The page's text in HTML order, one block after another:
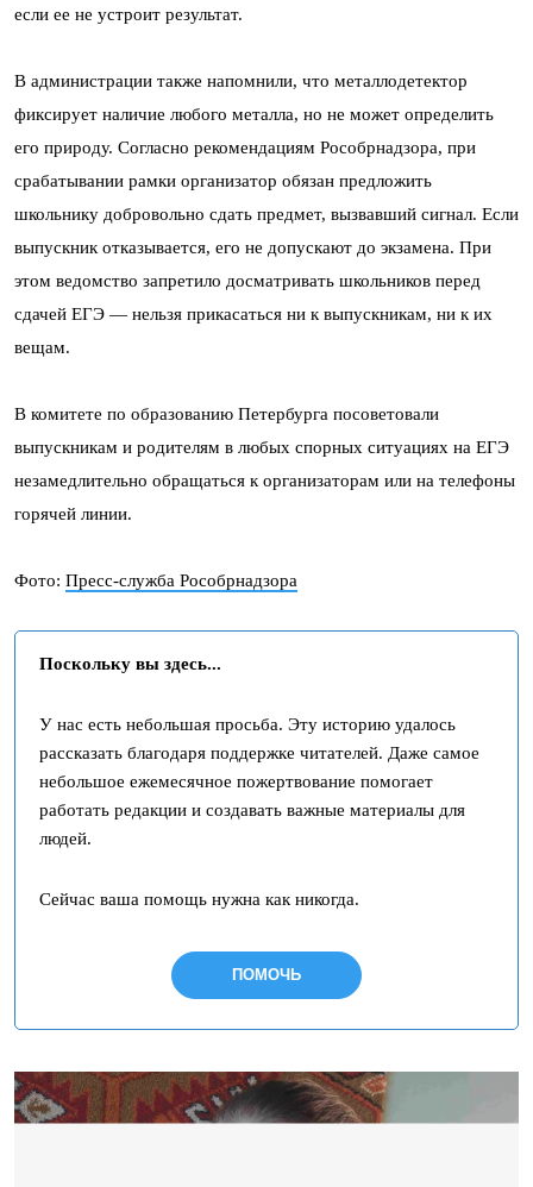
если ее не устроит результат.
В администрации также напомнили, что металлодетектор
фиксирует наличие любого металла, но не может определить
его природу. Согласно рекомендациям Рособрнадзора, при
срабатывании рамки организатор обязан предложить
школьнику добровольно сдать предмет, вызвавший сигнал. Если
выпускник отказывается, его не допускают до экзамена. При
этом ведомство запретило досматривать школьников перед
сдачей ЕГЭ — нельзя прикасаться ни к выпускникам, ни к их
вещам.
В комитете по образованию Петербурга посоветовали
выпускникам и родителям в любых спорных ситуациях на ЕГЭ
незамедлительно обращаться к организаторам или на телефоны
горячей линии.
Фото: Пресс-служба Рособрнадзора
Поскольку вы здесь...
У нас есть небольшая просьба. Эту историю удалось
рассказать благодаря поддержке читателей. Даже самое
небольшое ежемесячное пожертвование помогает
работать редакции и создавать важные материалы для
людей.
Сейчас ваша помощь нужна как никогда.
ПОМОЧЬ